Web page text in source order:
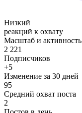
Низкий
реакций к охвату
Масштаб и активность
2 221
Подписчиков
+5
Изменение за 30 дней
95
Средний охват поста
2